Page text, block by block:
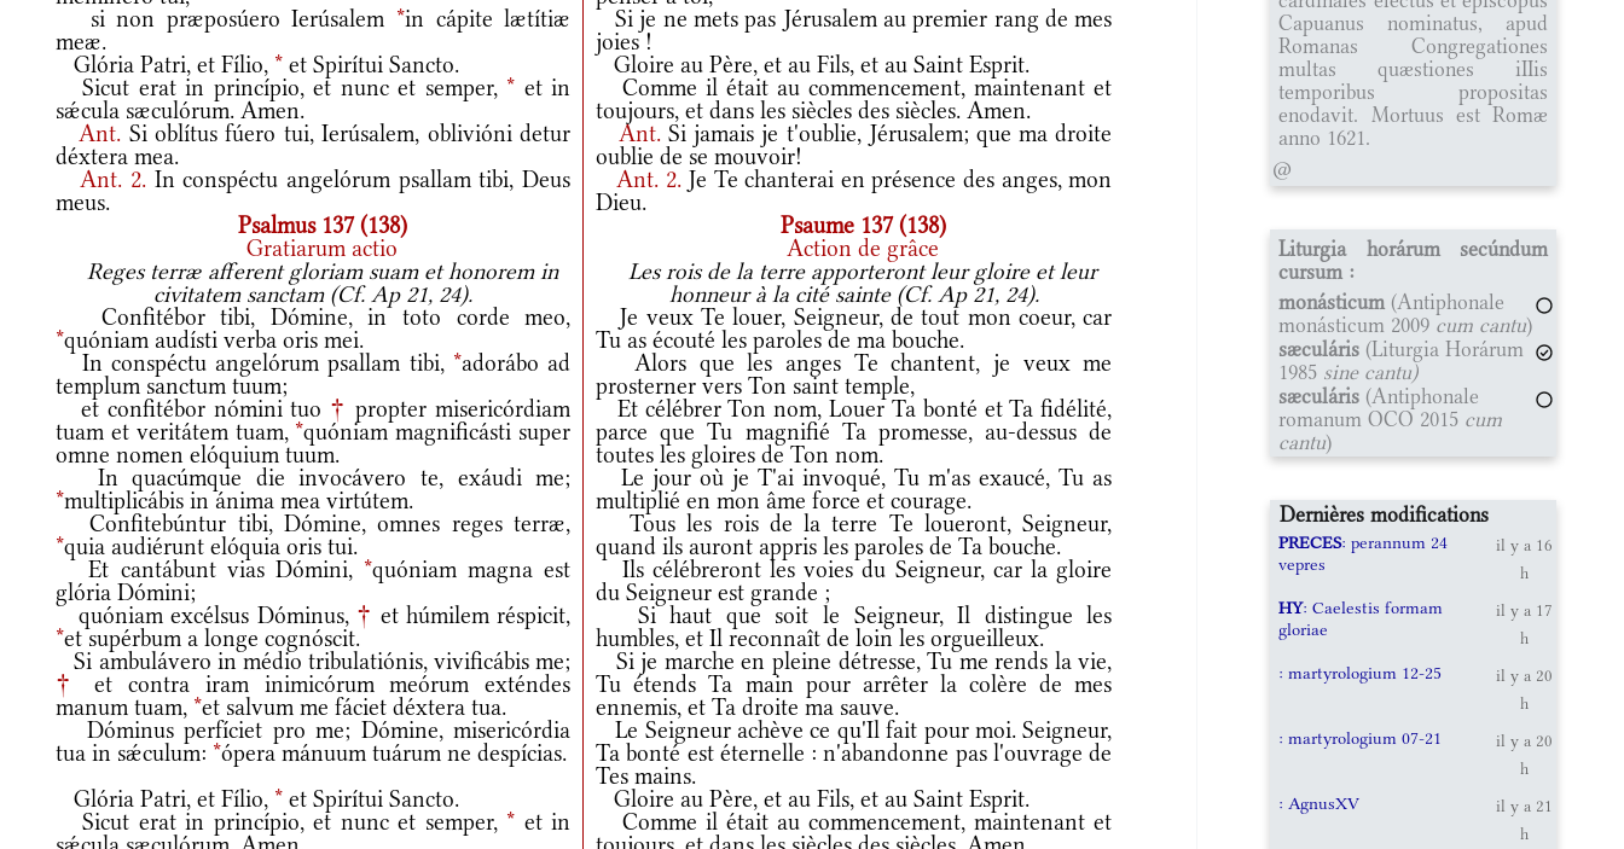
si non præposúero Ierúsalem *in cápite lætítiæ
meæ.
Si je ne mets pas Jérusalem au premier rang de mes
joies !
Glória Patri, et Fílio, * et Spirítui Sancto.
Gloire au Père, et au Fils, et au Saint Esprit.
Sicut erat in princípio, et nunc et semper, * et in
sǽcula sæculórum. Amen.
Comme il était au commencement, maintenant et
toujours, et dans les siècles des siècles. Amen.
Ant. Si oblítus fúero tui, Ierúsalem, oblivióni detur
déxtera mea.
Ant. Si jamais je t'oublie, Jérusalem; que ma droite
oublie de se mouvoir!
Ant. 2. In conspéctu angelórum psallam tibi, Deus
meus.
Ant. 2. Je Te chanterai en présence des anges, mon
Dieu.
Psalmus 137 (138)
Psaume 137 (138)
Gratiarum actio
Action de grâce
Reges terræ afferent gloriam suam et honorem in
civitatem sanctam (Cf. Ap 21, 24).
Les rois de la terre apporteront leur gloire et leur
honneur à la cité sainte (Cf. Ap 21, 24).
Confitébor tibi, Dómine, in toto corde meo,
*quóniam audísti verba oris mei.
Je veux Te louer, Seigneur, de tout mon coeur, car
Tu as écouté les paroles de ma bouche.
In conspéctu angelórum psallam tibi, *adorábo ad
templum sanctum tuum;
Alors que les anges Te chantent, je veux me
prosterner vers Ton saint temple,
et confitébor nómini tuo † propter misericórdiam
tuam et veritátem tuam, *quóniam magnificásti super
omne nomen elóquium tuum.
Et célébrer Ton nom, Louer Ta bonté et Ta fidélité,
parce que Tu magnifié Ta promesse, au-dessus de
toutes les gloires de Ton nom.
In quacúmque die invocávero te, exáudi me;
*multiplicábis in ánima mea virtútem.
Le jour où je T'ai invoqué, Tu m'as exaucé, Tu as
multiplié en mon âme force et courage.
Confitebúntur tibi, Dómine, omnes reges terræ,
*quia audiérunt elóquia oris tui.
Tous les rois de la terre Te loueront, Seigneur,
quand ils auront appris les paroles de Ta bouche.
Et cantábunt vias Dómini, *quóniam magna est
glória Dómini;
Ils célébreront les voies du Seigneur, car la gloire
du Seigneur est grande ;
quóniam excélsus Dóminus, † et húmilem réspicit,
*et supérbum a longe cognóscit.
Si haut que soit le Seigneur, Il distingue les
humbles, et Il reconnaît de loin les orgueilleux.
Si ambulávero in médio tribulatiónis, vivificábis me;
†
et contra iram inimicórum meórum exténdes
manum tuam, *et salvum me fáciet déxtera tua.
Si je marche en pleine détresse, Tu me rends la vie,
Tu étends Ta main pour arrêter la colère de mes
ennemis, et Ta droite ma sauve.
Dóminus perfíciet pro me; Dómine, misericórdia
tua in sǽculum: *ópera mánuum tuárum ne despícias.
Le Seigneur achève ce qu'Il fait pour moi. Seigneur,
Ta bonté est éternelle : n'abandonne pas l'ouvrage de
Tes mains.
Glória Patri, et Fílio, * et Spirítui Sancto.
Gloire au Père, et au Fils, et au Saint Esprit.
Sicut erat in princípio, et nunc et semper, * et in
Comme il était au commencement, maintenant et
Capuanus nominatus, apud
Romanas Congregationes
multas quæstiones iIIis
temporibus propositas
enodavit. Mortuus est Romæ
anno 1621.
@
Liturgia horárum secúndum
cursum :
monásticum (Antiphonale
monásticum 2009 cum cantu)
sæculáris (Liturgia Horárum
1985 sine cantu)
sæculáris (Antiphonale
romanum OCO 2015 cum
cantu)
Dernières modifications
PRECES: perannum 24
vepres
il y a 16
h
HY: Caelestis formam
gloriae
il y a 17
h
: martyrologium 12-25
il y a 20
h
: martyrologium 07-21
il y a 20
h
: AgnusXV
il y a 21
h